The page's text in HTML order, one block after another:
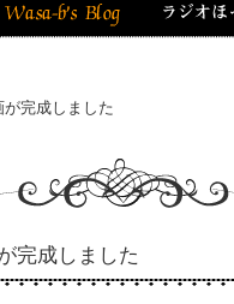
が完成しました
完成しました